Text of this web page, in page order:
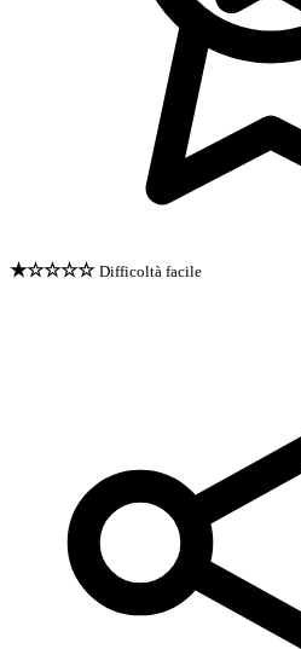
★☆☆☆☆ Difficoltà facile